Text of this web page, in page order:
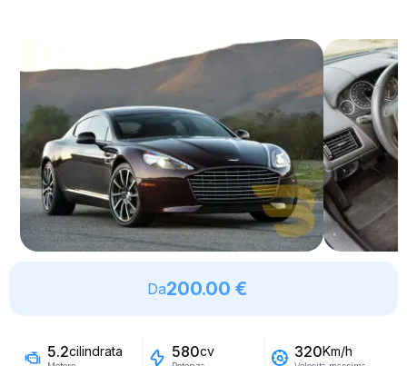
Da200.00 €
5.2cilindrata 580cv 320Km/h